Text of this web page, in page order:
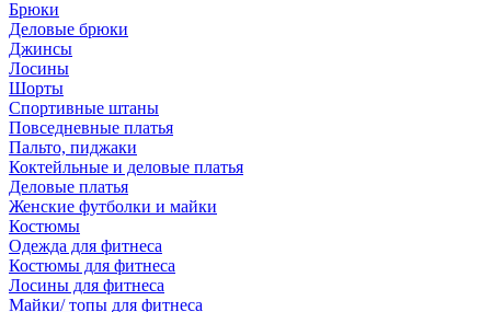
Брюки
Деловые брюки
Джинсы
Лосины
Шорты
Спортивные штаны
Повседневные платья
Пальто, пиджаки
Коктейльные и деловые платья
Деловые платья
Женские футболки и майки
Костюмы
Одежда для фитнеса
Костюмы для фитнеса
Лосины для фитнеса
Майки/ топы для фитнеса